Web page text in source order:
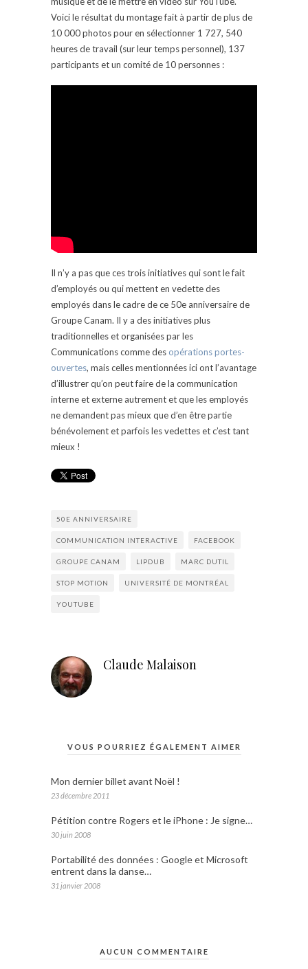
Voici le résultat du montage fait à partir de plus de
10 000 photos pour en sélectionner 1 727, 540
heures de travail (sur leur temps personnel), 137
participants et un comité de 10 personnes :
Il n’y a pas que ces trois initiatives qui sont le fait
d’employés ou qui mettent en vedette des
employés dans le cadre de ce 50e anniversaire de
Groupe Canam. Il y a des initiatives plus
traditionnelles et organisées par les
Communications comme des opérations portes-
ouvertes, mais celles mentionnées ici ont l’avantage
d’illustrer qu’on peut faire de la communication
interne et externe autrement et que les employés
ne demandent pas mieux que d’en être partie
bénévolement et parfois les vedettes et c’est tant
mieux !
50E ANNIVERSAIRE
COMMUNICATION INTERACTIVE FACEBOOK
GROUPE CANAM LIPDUB MARC DUTIL
STOP MOTION UNIVERSITÉ DE MONTRÉAL
YOUTUBE
Claude Malaison
VOUS POURRIEZ ÉGALEMENT AIMER
Mon dernier billet avant Noël !
23 décembre 2011
Pétition contre Rogers et le iPhone : Je signe…
30 juin 2008
Portabilité des données : Google et Microsoft
entrent dans la danse…
31 janvier 2008
AUCUN COMMENTAIRE